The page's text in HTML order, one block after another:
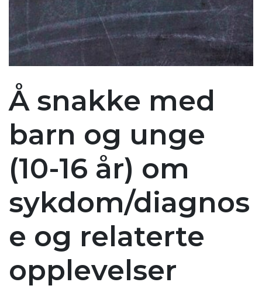
Å snakke med
barn og unge
(10-16 år) om
sykdom/diagnos
e og relaterte
opplevelser